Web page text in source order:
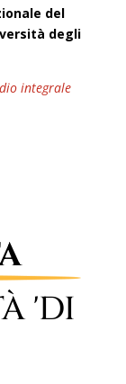
del
degli
integrale
'DI